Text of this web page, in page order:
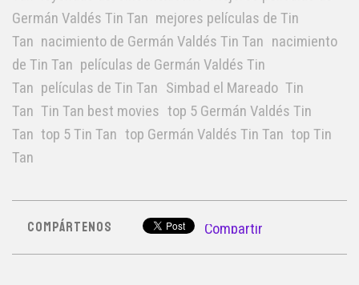
Germán Valdés Tin Tan mejores películas de Tin
Tan nacimiento de Germán Valdés Tin Tan nacimiento
de Tin Tan películas de Germán Valdés Tin
Tan películas de Tin Tan Simbad el Mareado Tin
Tan Tin Tan best movies top 5 Germán Valdés Tin
Tan top 5 Tin Tan top Germán Valdés Tin Tan top Tin
Tan
COMPÁRTENOS Compartir